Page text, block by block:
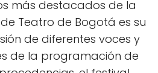
más destacados de la
Teatro de Bogotá es su
de diferentes voces y
de la programación de